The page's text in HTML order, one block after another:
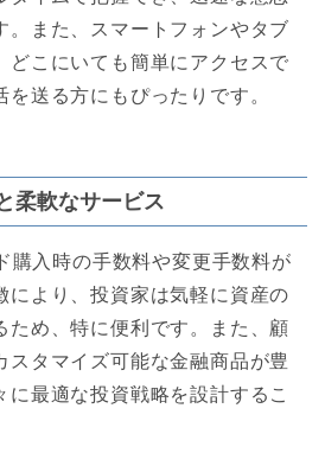
。また、スマートフォンやタブ
どこにいても簡単にアクセスで
送る方にもぴったりです。
柔軟なサービス
購入時の手数料や変更手数料が
により、投資家は気軽に資産の
ため、特に便利です。また、顧
スタマイズ可能な金融商品が豊
に最適な投資戦略を設計するこ